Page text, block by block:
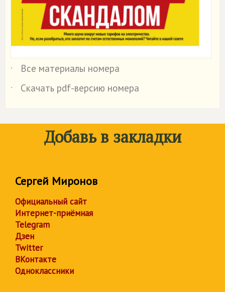
˙
Все материалы номера
˙
Скачать pdf-версию номера
Добавь в закладки
Сергей Миронов
Официальный сайт
Интернет-приёмная
Telegram
Дзен
Twitter
ВКонтакте
Одноклассники